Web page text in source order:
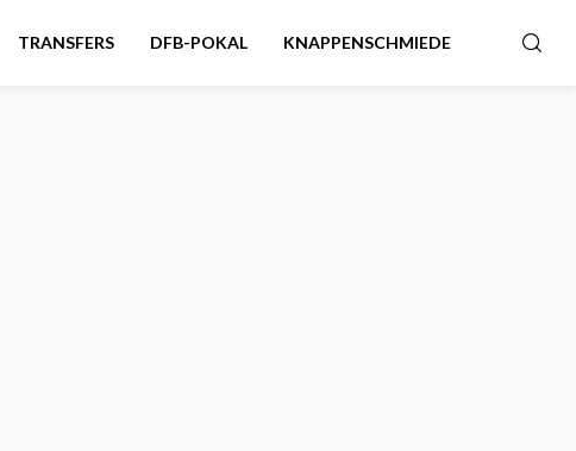
TRANSFERS DFB-POKAL KNAPPENSCHMIEDE